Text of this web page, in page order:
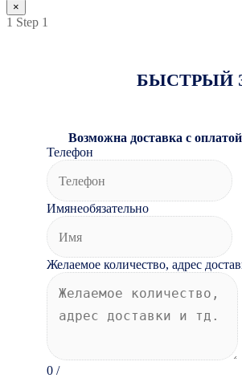
×
1 Step 1
БЫСТРЫЙ
Возможна доставка с
Телефон
Имянеобязательно
Желаемое количество, адрес
0 /